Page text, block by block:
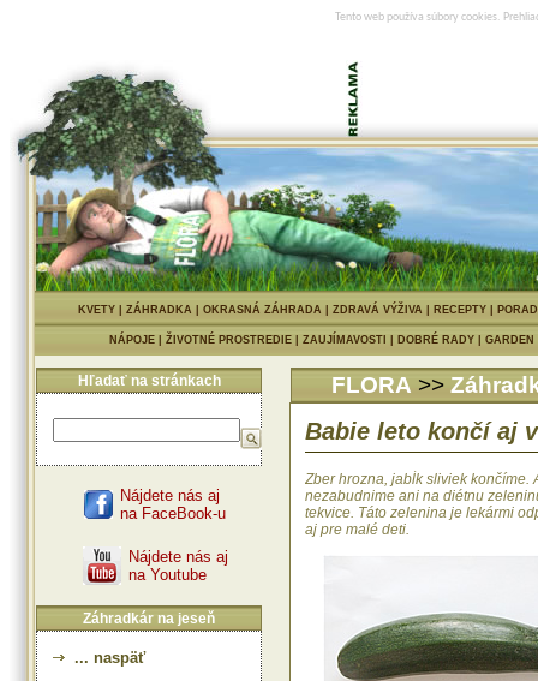
Tento web používa súbory cookies.
KVETY| ZÁHRADKA| OKRASNÁ ZÁHRADA| ZDRAVÁ VÝŽIVA| RECEPTY|
NÁPOJE ŽIVOTNÉ PROSTREDIE ZAUJÍMAVOSTI DOBRÉ RADY
Hľadať na stránkach
Nájdete nás aj
na FaceBook-u
Nájdete nás aj
na Youtube
Záhradkár na jeseň
... naspäť
FLORA >>
Babie leto končí aj
Zber hrozna, jabĺk sliviek končíme.
nezabudnime ani na diétnu
tekvice. Táto zelenina je lekármi
aj pre malé deti.